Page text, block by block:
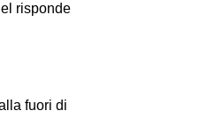
risponde
fuori di